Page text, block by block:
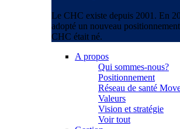
Le CHC existe depuis 2001. En
adopté un nouveau
CHC était né.
A propos
Qui sommes-nous?
Positionnement
Réseau de santé
Valeurs
Vision et stratégie
Voir tout